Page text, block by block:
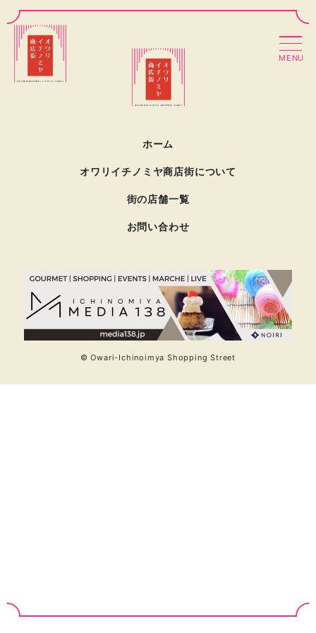
MENU
ホーム
オワリイチノミヤ商店街について
街の店舗一覧
お問い合わせ
© Owari-Ichinoimya Shopping Street